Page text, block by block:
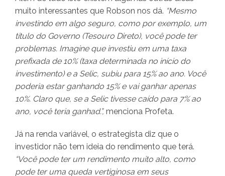
muito interessantes que Robson nos dá. “Mesmo
investindo em algo seguro, como por exemplo, um
título do Governo (Tesouro Direto), você pode ter
problemas. Imagine que investiu em uma taxa
prefixada de 10% (taxa determinada no início do
investimento) e a Selic, subiu para 15% ao ano. Você
poderia estar ganhando 15% e vai ganhar apenas
10%. Claro que, se a Selic tivesse caído para 7% ao
ano, você teria ganhad.”, menciona Profeta.
Já na renda variável, o estrategista diz que o
investidor não tem ideia do rendimento que terá.
“Você pode ter um rendimento muito alto, como
pode ter uma queda vertiginosa em seus